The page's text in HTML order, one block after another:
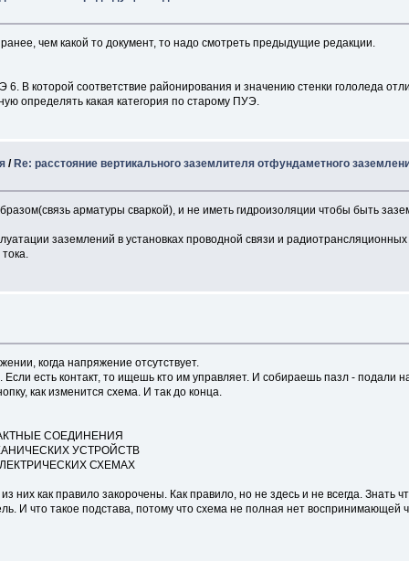
чем какой то документ, то надо смотреть предыдущие редакции.
В которой соответствие районирования и значению стенки гололеда
определять какая категория по старому ПУЭ.
/ Re: расстояние вертикального заземлителя отфундаметного
арматуры сваркой), и не иметь гидроизоляции чтобы быть
заземлений в установках проводной связи и
когда напряжение отсутствует.
есть контакт, то ищешь кто им управляет. И собираешь пазл - подали
как изменится схема. И так до конца.
СОЕДИНЕНИЯ
УСТРОЙСТВ
СХЕМАХ
них как правило закорочены. Как правило, но не здесь и не всегда. Знать
И что такое подстава, потому что схема не полная нет